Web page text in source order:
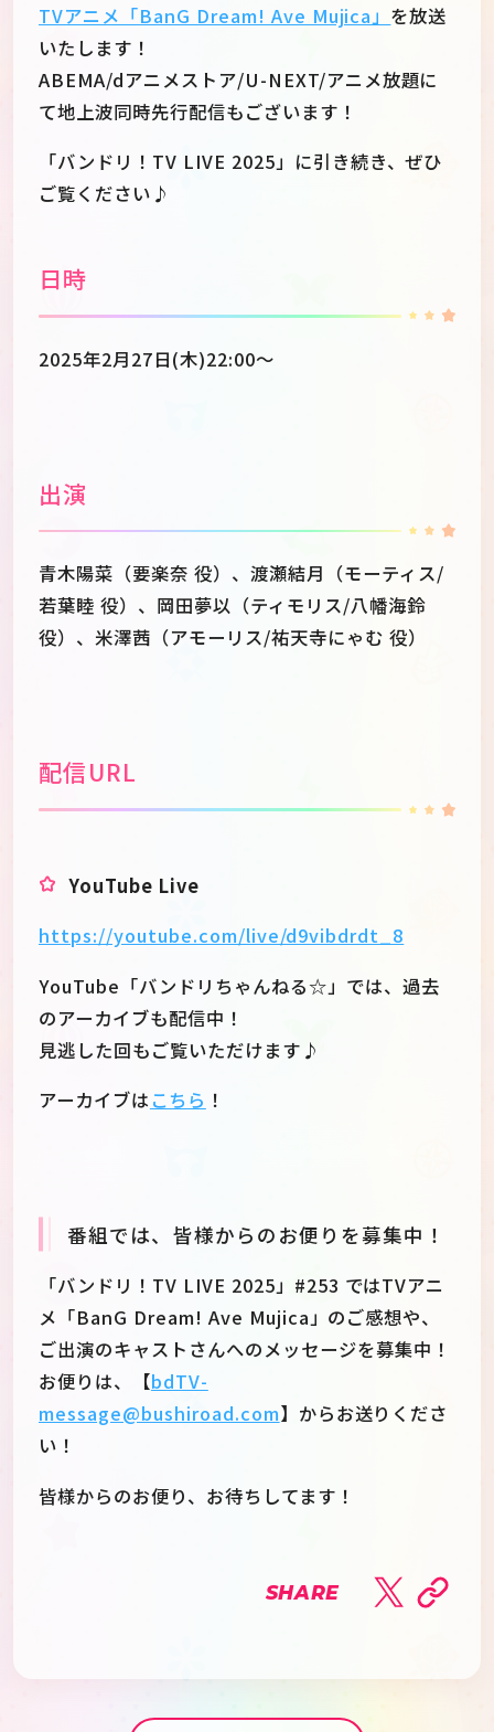
JPEN
TVアニメ「BanG Dream! Ave Mujica」 を放送
いたします！
ABEMA/dアニメストア/U-NEXT/アニメ放題に
て地上波同時先行配信もございます！
「バンドリ！TV LIVE 2025」に引き続き、ぜひ
ご覧ください♪
日時
2025年2月27日(木)22:00～
出演
青木陽菜（要楽奈 役）、渡瀬結月（モーティス/
若葉睦 役）、岡田夢以（ティモリス/八幡海鈴
役）、米澤茜（アモーリス/祐天寺にゃむ 役）
配信URL
YouTube Live
https://youtube.com/live/d9vibdrdt_8
YouTube「バンドリちゃんねる☆」では、過去
のアーカイブも配信中！
見逃した回もご覧いただけます♪
アーカイブは こちら ！
番組では、皆様からのお便りを募集中！
「バンドリ！TV LIVE 2025」#253 ではTVアニ
メ「BanG Dream! Ave Mujica」のご感想や、
ご出演のキャストさんへのメッセージを募集中！
お便りは、【bdTV-
message@bushiroad.com】からお送りくださ
い！
皆様からのお便り、お待ちしてます！
SHARE